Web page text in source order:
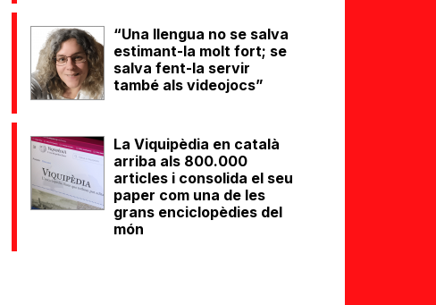
“Una llengua no se salva
estimant-la molt fort; se
salva fent-la servir
també als videojocs”
La Viquipèdia en català
arriba als 800.000
articles i consolida el seu
paper com una de les
grans enciclopèdies del
món